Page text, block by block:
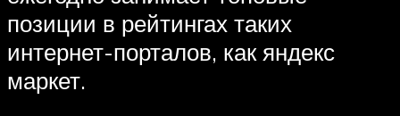
позиции в рейтингах таких
интернет-порталов, как яндекс
маркет.